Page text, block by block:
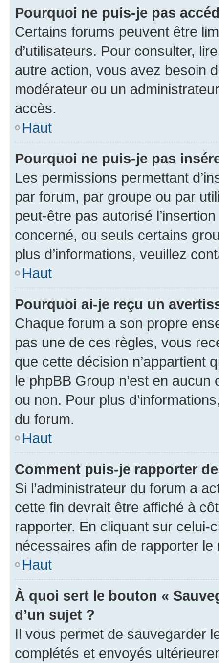
Pourquoi ne puis-je pas
Certains forums peuvent être
d’utilisateurs. Pour consulter,
autre action, vous avez besoin
modérateur ou un
accès.
Haut
Pourquoi ne puis-je pas
Les permissions permettant
par forum, par groupe ou par
peut-être pas autorisé
concerné, ou seuls certains
plus d’informations, veuillez
Haut
Pourquoi ai-je reçu un
Chaque forum a son propre
pas une de ces règles, vous
que cette décision n’appartient
le phpBB Group n’est en
ou non. Pour plus
du forum.
Haut
Comment puis-je rapporter
Si l’administrateur du forum a
cette fin devrait être affiché à
rapporter. En cliquant sur
nécessaires afin de rapporter le
Haut
À quoi sert le bouton «
d’un sujet ?
Il vous permet de sauvegarder
complétés et envoyés